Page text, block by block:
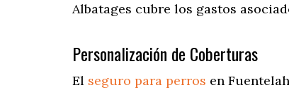
Albatages cubre los gastos
Personalización de Coberturas
El seguro para perros en